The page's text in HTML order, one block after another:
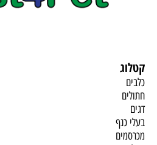
קטלוג
כלבים
חתולים
דגים
בעלי כנף
מכרסמים